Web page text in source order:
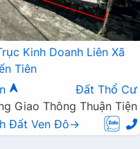
Kinh Doanh Liên Xã
Tiên
Đất Thổ Cư
Giao Thông Thuận Tiện
Đất Ven Đô→